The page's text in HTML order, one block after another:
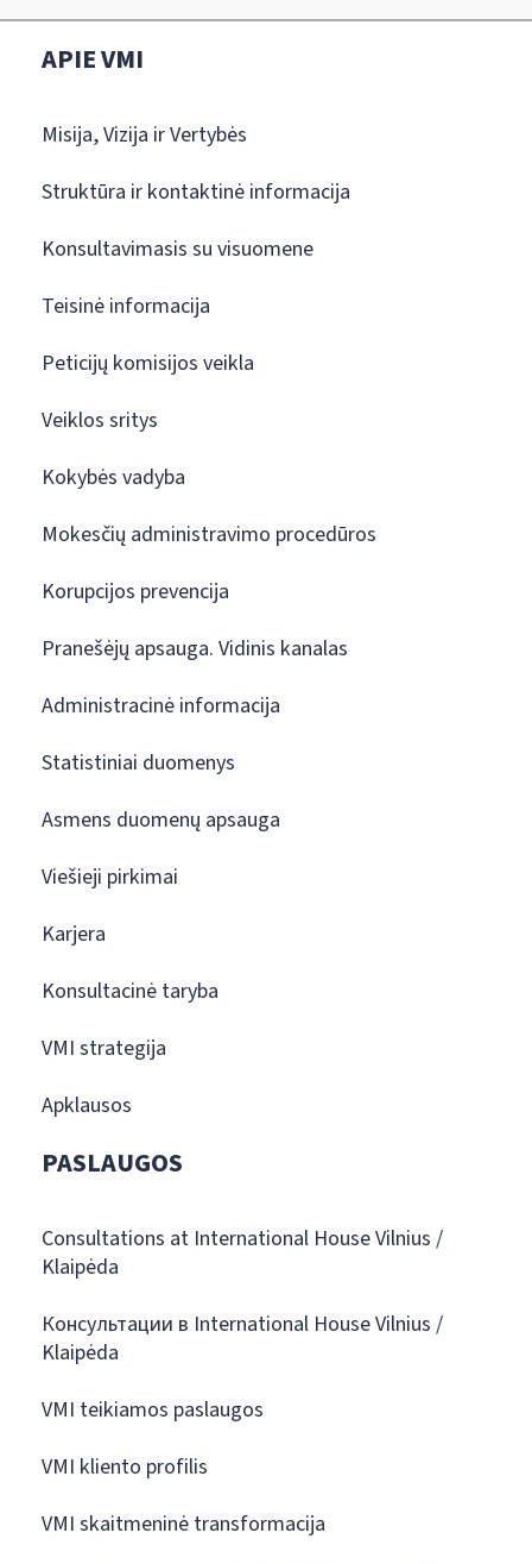
APIE VMI
Misija, Vizija ir Vertybės
Struktūra ir kontaktinė informacija
Konsultavimasis su visuomene
Teisinė informacija
Peticijų komisijos veikla
Veiklos sritys
Kokybės vadyba
Mokesčių administravimo procedūros
Korupcijos prevencija
Pranešėjų apsauga. Vidinis kanalas
Administracinė informacija
Statistiniai duomenys
Asmens duomenų apsauga
Viešieji pirkimai
Karjera
Konsultacinė taryba
VMI strategija
Apklausos
PASLAUGOS
Consultations at International House Vilnius /
Klaipėda
Консультации в International House Vilnius /
Klaipėda
VMI teikiamos paslaugos
VMI kliento profilis
VMI skaitmeninė transformacija